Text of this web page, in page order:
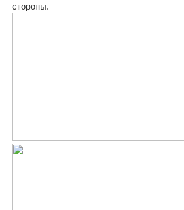
стороны.